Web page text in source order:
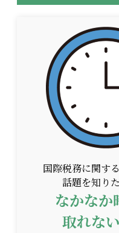
国際税務に関す
話題を知りた
なかなか
取れな